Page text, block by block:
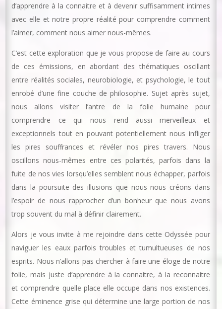
d’apprendre à la connaitre et à devenir suffisamment intimes
avec elle et notre propre réalité pour comprendre comment
l’aimer, comment nous aimer nous-mêmes.
C’est cette exploration que je vous propose de faire au cours
de ces émissions, en abordant des thématiques oscillant
entre réalités sociales, neurobiologie, et psychologie, le tout
enrobé d’une fine couche de philosophie. Sujet après sujet,
nous allons visiter l’antre de la folie humaine pour
comprendre ce qui nous rend aussi merveilleux et
exceptionnels tout en pouvant potentiellement nous infliger
les pires souffrances et révéler nos pires travers. Nous
oscillons nous-mêmes entre ces polarités, parfois dans la
fuite de nos vies lorsqu’elles semblent nous échapper, parfois
dans la poursuite des illusions que nous nous créons dans
l’espoir de nous rapprocher d’un bonheur que nous avons
trop souvent du mal à définir clairement.
Alors je vous invite à me rejoindre dans cette Odyssée pour
naviguer les eaux parfois troubles et tumultueuses de nos
esprits. Nous n’allons pas chercher à faire une éloge de notre
folie, mais juste d’apprendre à la connaitre, à la reconnaitre
et comprendre quelle place elle occupe dans nos existences.
Cette éminence grise qui détermine une large portion de nos